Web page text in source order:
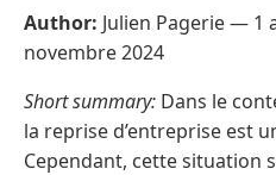
Author: Julien Pagerie — 1
novembre 2024
Short summary: Dans le
la reprise d’entreprise est
Cependant, cette situation